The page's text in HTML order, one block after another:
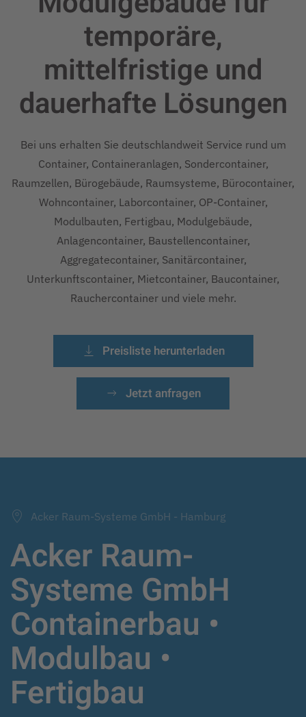
temporäre,
mittelfristige und
dauerhafte Lösungen
Bei uns erhalten Sie deutschlandweit Service rund um
Container, Containeranlagen, Sondercontainer,
Raumzellen, Bürogebäude, Raumsysteme, Bürocontainer,
Wohncontainer, Laborcontainer, OP-Container,
Modulbauten, Fertigbau, Modulgebäude,
Anlagencontainer, Baustellencontainer,
Aggregatecontainer, Sanitärcontainer,
Unterkunftscontainer, Mietcontainer, Baucontainer,
Rauchercontainer und viele mehr.
Preisliste herunterladen
Jetzt anfragen
Acker Raum-Systeme GmbH - Hamburg
Acker Raum-
Systeme GmbH
Containerbau •
Modulbau •
Fertigbau